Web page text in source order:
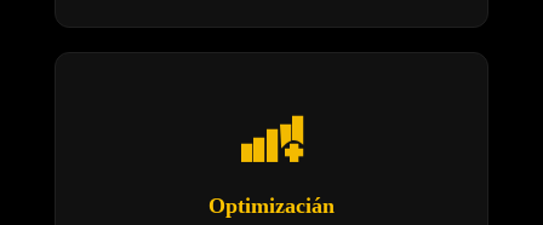
android_cell_5_bar_plus
Optimizacián